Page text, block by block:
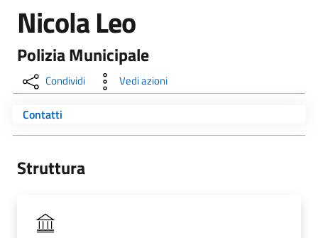
Nicola Leo
Polizia Municipale
Condividi Vedi azioni
Contatti
Struttura